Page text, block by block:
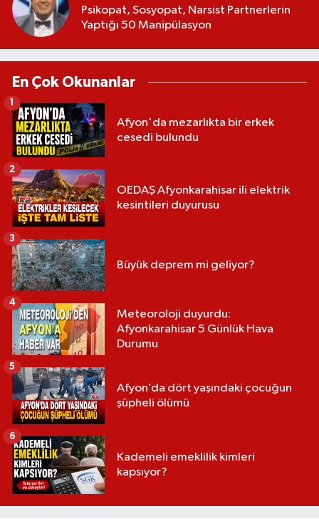
Psikopat, Sosyopat, Narsist Partnerlerin
Yaptığı 50 Manipülasyon
En Çok Okunanlar
Afyon'da mezarlıkta bir erkek
cesedi bulundu
1
OEDAŞ Afyonkarahisar ili elektrik
kesintileri duyurusu
2
Büyük deprem mi geliyor?
3
Meteoroloji duyurdu:
Afyonkarahisar 5 Günlük Hava
Durumu
4
Afyon’da dört yaşındaki çocuğun
şüpheli ölümü
5
Kademeli emeklilik kimleri
kapsıyor?
6